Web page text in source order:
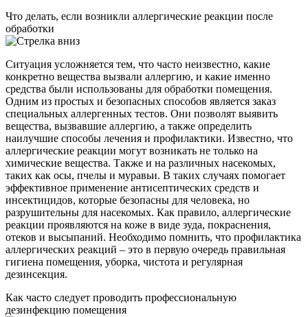
Что делать, если возникли аллергические реакции после
обработки
Ситуация усложняется тем, что часто неизвестно, какие
конкретно вещества вызвали аллергию, и какие именно
средства были использованы для обработки помещения.
Одним из простых и безопасных способов является заказ
специальных аллергенных тестов. Они позволят выявить
вещества, вызвавшие аллергию, а также определить
наилучшие способы лечения и профилактики. Известно, что
аллергические реакции могут возникать не только на
химические вещества. Также и на различных насекомых,
таких как осы, пчелы и муравьи. В таких случаях помогает
эффективное применение антисептических средств и
инсектицидов, которые безопасны для человека, но
разрушительны для насекомых. Как правило, аллергические
реакции проявляются на коже в виде зуда, покраснения,
отеков и высыпаний. Необходимо помнить, что профилактика
аллергических реакций – это в первую очередь правильная
гигиена помещения, уборка, чистота и регулярная
дезинсекция.
Как часто следует проводить профессиональную
дезинфекцию помещения